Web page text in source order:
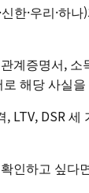
신한·우리·
계증명서,
해당 사실
LTV, DSR
인하고 싶